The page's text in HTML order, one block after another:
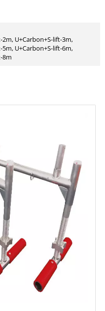
U+Carbon+S-lift-3m,
U+Carbon+S-lift-6m,
8m